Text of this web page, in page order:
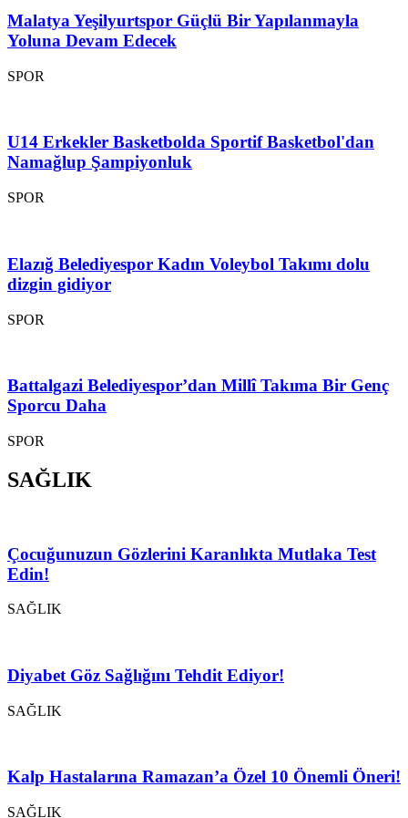
Malatya Yeşilyurtspor Güçlü Bir Yapılanmayla
Yoluna Devam Edecek
SPOR
U14 Erkekler Basketbolda Sportif Basketbol'dan
Namağlup Şampiyonluk
SPOR
Elazığ Belediyespor Kadın Voleybol Takımı dolu
dizgin gidiyor
SPOR
Battalgazi Belediyespor’dan Millî Takıma Bir Genç
Sporcu Daha
SPOR
SAĞLIK
Çocuğunuzun Gözlerini Karanlıkta Mutlaka Test
Edin!
SAĞLIK
Diyabet Göz Sağlığını Tehdit Ediyor!
SAĞLIK
Kalp Hastalarına Ramazan’a Özel 10 Önemli Öneri!
SAĞLIK